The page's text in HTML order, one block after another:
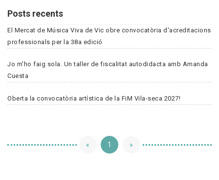
Posts recents
El Mercat de Música Viva de Vic obre convocatòria d'acreditacions
professionals per la 38a edició
Jo m'ho faig sola. Un taller de fiscalitat autodidacta amb Amanda
Cuesta
Oberta la convocatòria artística de la FiM Vila-seca 2027!
« 1 »